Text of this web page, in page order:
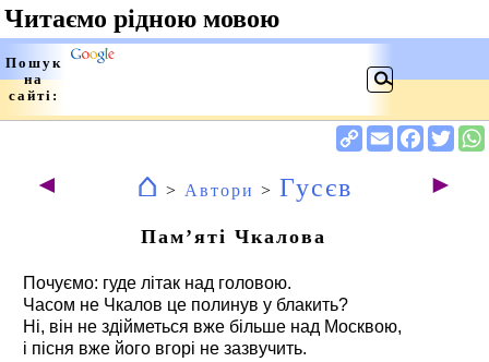
◄ ⌂ > Автори > Гусєв ►
Пам’яті Чкалова
Почуємо: гуде літак над головою.
Часом не Чкалов це полинув у блакить?
Ні, він не здійметься вже більше над Москвою,
і пісня вже його вгорі не зазвучить.